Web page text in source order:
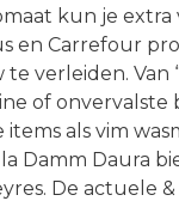
kun je extra
en Carrefour
verleiden. Van
of onvervalste
als vim
Damm Daura
De actuele